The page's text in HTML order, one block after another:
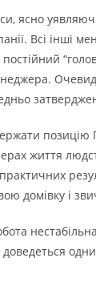
ясно
Всі інші
позицію
життя
домівку і
доведеться